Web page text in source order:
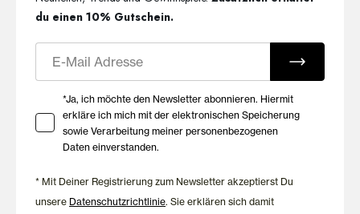
du einen 10% Gutschein.
Ihre Zustimmung zu Marketing E-Mails
*Ja, ich möchte den Newsletter abonnieren. Hiermit
erkläre ich mich mit der elektronischen Speicherung
sowie Verarbeitung meiner personenbezogenen
Daten einverstanden.
* Mit Deiner Registrierung zum Newsletter akzeptierst Du
unsere Datenschutzrichtlinie. Sie erklären sich damit